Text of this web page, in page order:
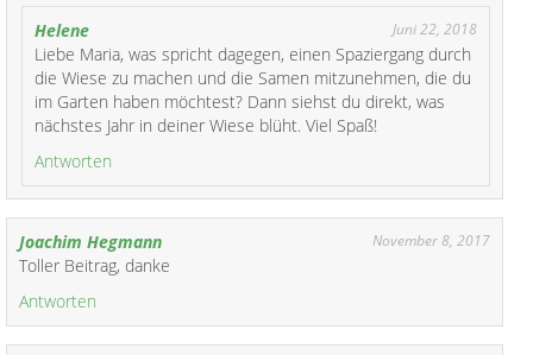
Helene Juni 22, 2018
Liebe Maria, was spricht dagegen, einen Spaziergang durch
die Wiese zu machen und die Samen mitzunehmen, die du
im Garten haben möchtest? Dann siehst du direkt, was
nächstes Jahr in deiner Wiese blüht. Viel Spaß!
Antworten
Joachim Hegmann November 8, 2017
Toller Beitrag, danke
Antworten